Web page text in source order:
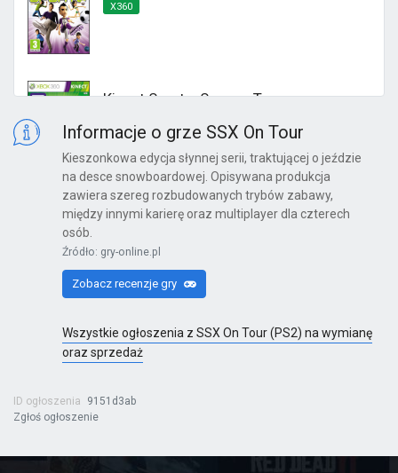
X360
Kinect Sports: Season Two
Kinect Sports Najlepsza Kolekcja
Far Cry 6: Yara Edition
PS4
PS4
Informacje o grze SSX On Tour
Kieszonkowa edycja słynnej serii, traktującej o jeździe
na desce snowboardowej. Opisywana produkcja
zawiera szereg rozbudowanych trybów zabawy,
między innymi karierę oraz multiplayer dla czterech
osób.
Źródło: gry-online.pl
Zobacz recenzje gry
Wszystkie ogłoszenia z SSX On Tour (PS2) na wymianę
oraz sprzedaż
ID ogłoszenia
9151d3ab
Zgłoś ogłoszenie